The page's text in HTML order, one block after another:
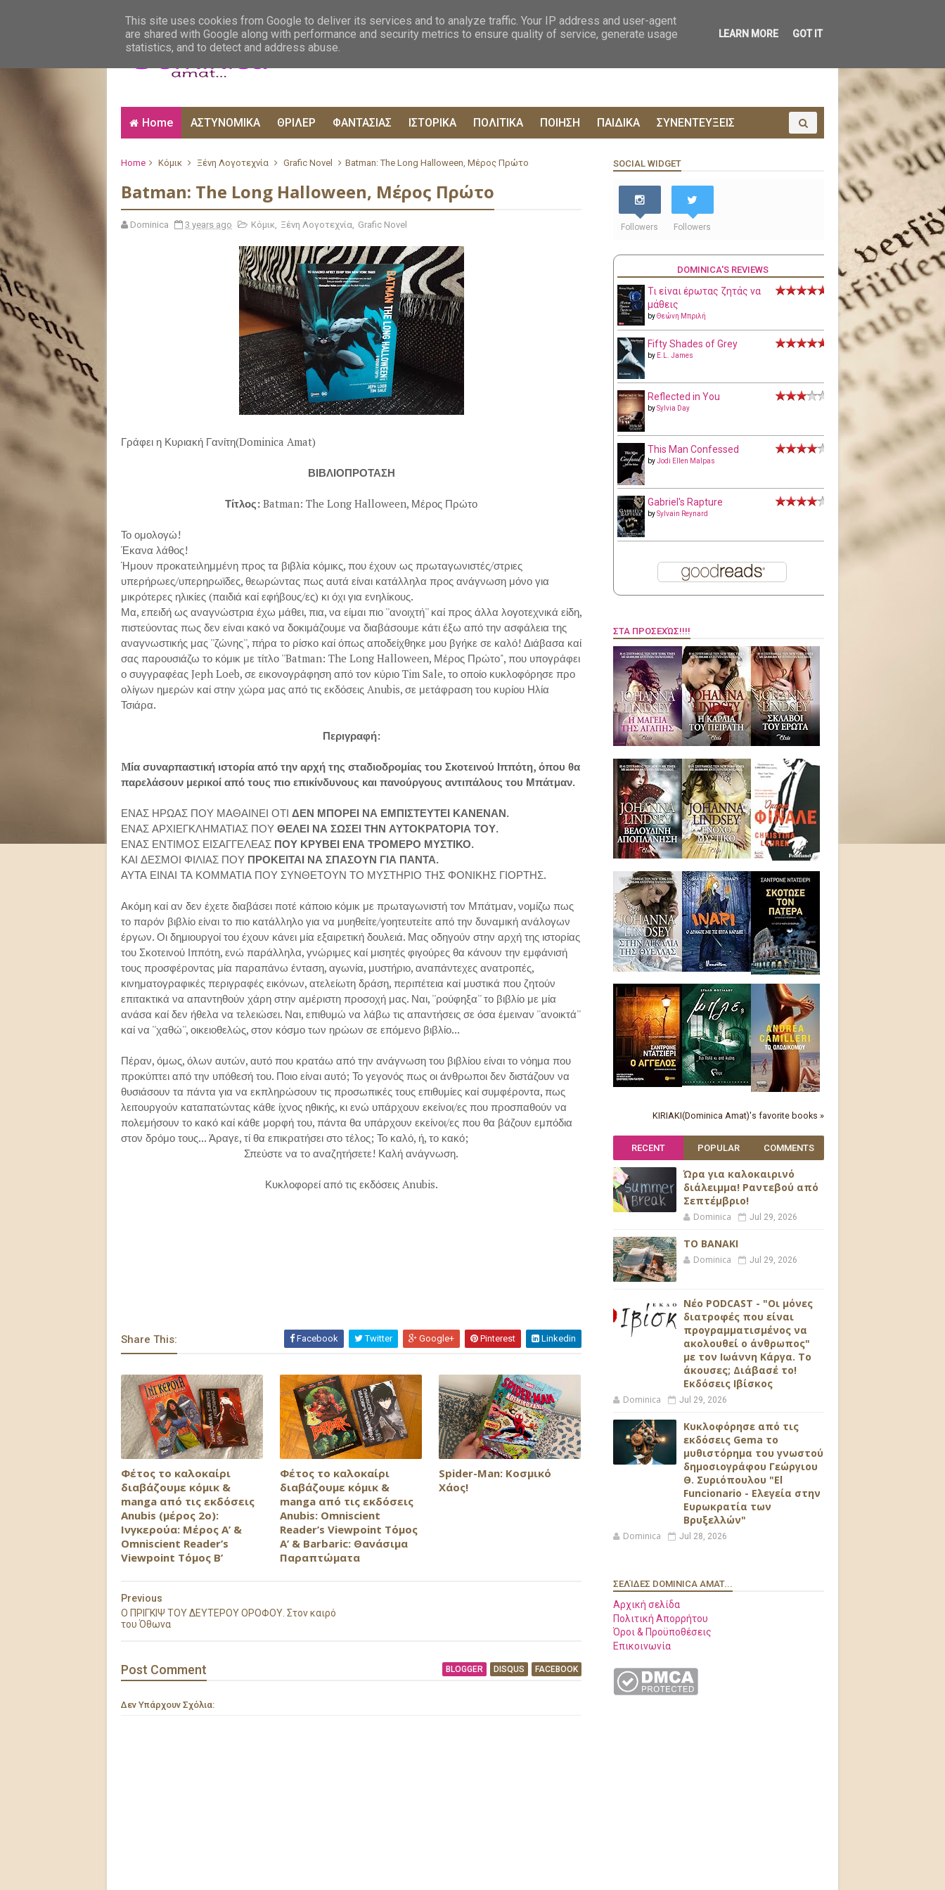
Home ΑΣΤΥΝΟΜΙΚΑ ΘΡΙΛΕΡ ΦΑΝΤΑΣΙΑΣ ΙΣΤΟΡΙΚΑ ΠΟΛΙΤΙΚΑ ΠΟΙΗΣΗ ΠΑΙΔΙΚΑ ΣΥΝΕΝΤΕΥΞΕΙΣ
Home Κόμικ Ξένη Λογοτεχνία Grafic Novel Batman: The Long Halloween, Μέρος Πρώτο
Batman: The Long Halloween, Μέρος Πρώτο
Dominica 3 years ago Κόμικ, Ξένη Λογοτεχνία, Grafic Novel
Γράφει η Κυριακή Γανίτη(Dominica Amat)
ΒΙΒΛΙΟΠΡΟΤΑΣΗ
Τίτλος: Batman: The Long Halloween, Μέρος Πρώτο
Το ομολογώ!
Έκανα λάθος!
Ήμουν προκατειλημμένη προς τα βιβλία κόμικς, που έχουν ως πρωταγωνιστές/στριες
υπερήρωες/υπερηρωϊδες, θεωρώντας πως αυτά είναι κατάλληλα προς ανάγνωση μόνο για
μικρότερες ηλικίες (παιδιά καί εφήβους/ες) κι όχι για ενηλίκους.
Μα, επειδή ως αναγνώστρια έχω μάθει, πια, να είμαι πιο ''ανοιχτή'' καί προς άλλα λογοτεχνικά είδη,
πιστεύοντας πως δεν είναι κακό να δοκιμάζουμε να διαβάσουμε κάτι έξω από την ασφάλεια της
αναγνωστικής μας ''ζώνης'', πήρα το ρίσκο καί όπως αποδείχθηκε μου βγήκε σε καλό! Διάβασα καί
σας παρουσιάζω το κόμικ με τίτλο ''Batman: The Long Halloween, Μέρος Πρώτο", που υπογράφει
ο συγγραφέας Jeph Loeb, σε εικονογράφηση από τον κύριο Tim Sale, το οποίο κυκλοφόρησε προ
ολίγων ημερών καί στην χώρα μας από τις εκδόσεις Anubis, σε μετάφραση του κυρίου Ηλία
Τσιάρα.
Περιγραφή:
Mία συναρπαστική ιστορία από την αρχή της σταδιοδρομίας του Σκοτεινού Ιππότη, όπου θα
παρελάσουν μερικοί από τους πιο επικίνδυνους και πανούργους αντιπάλους του Μπάτμαν.
ΕΝΑΣ ΗΡΩΑΣ ΠΟΥ ΜΑΘΑΙΝΕΙ ΟΤΙ ΔΕΝ ΜΠΟΡΕΙ ΝΑ ΕΜΠΙΣΤΕΥΤΕΙ ΚΑΝΕΝΑΝ.
ΕΝΑΣ ΑΡΧΙΕΓΚΛΗΜΑΤΙΑΣ ΠΟΥ ΘΕΛΕΙ ΝΑ ΣΩΣΕΙ ΤΗΝ ΑΥΤΟΚΡΑΤΟΡΙΑ ΤΟΥ.
ΕΝΑΣ ΕΝΤΙΜΟΣ ΕΙΣΑΓΓΕΛΕΑΣ ΠΟΥ ΚΡΥΒΕΙ ΕΝΑ ΤΡΟΜΕΡΟ ΜΥΣΤΙΚΟ.
ΚΑΙ ΔΕΣΜΟΙ ΦΙΛΙΑΣ ΠΟΥ ΠΡΟΚΕΙΤΑΙ ΝΑ ΣΠΑΣΟΥΝ ΓΙΑ ΠΑΝΤΑ.
ΑΥΤΑ ΕΙΝΑΙ ΤΑ ΚΟΜΜΑΤΙΑ ΠΟΥ ΣΥΝΘΕΤΟΥΝ ΤΟ ΜΥΣΤΗΡΙΟ ΤΗΣ ΦΟΝΙΚΗΣ ΓΙΟΡΤΗΣ.
Ακόμη καί αν δεν έχετε διαβάσει ποτέ κάποιο κόμικ με πρωταγωνιστή τον Μπάτμαν, νομίζω πως
το παρόν βιβλίο είναι το πιο κατάλληλο για να μυηθείτε/γοητευτείτε από την δυναμική ανάλογων
έργων. Οι δημιουργοί του έχουν κάνει μία εξαιρετική δουλειά. Μας οδηγούν στην αρχή της ιστορίας
του Σκοτεινού Ιππότη, ενώ παράλληλα, γνώριμες καί μισητές φιγούρες θα κάνουν την εμφάνισή
τους προσφέροντας μία παραπάνω ένταση, αγωνία, μυστήριο, αναπάντεχες ανατροπές,
κινηματογραφικές περιγραφές εικόνων, ατελείωτη δράση, περιπέτεια καί μυστικά που ζητούν
επιτακτικά να απαντηθούν χάρη στην αμέριστη προσοχή μας. Ναι, ''ρούφηξα'' το βιβλίο με μία
ανάσα καί δεν ήθελα να τελειώσει. Ναι, επιθυμώ να λάβω τις απαντήσεις σε όσα έμειναν ''ανοικτά''
καί να ''χαθώ'', οικειοθελώς, στον κόσμο των ηρώων σε επόμενο βιβλίο...
Πέραν, όμως, όλων αυτών, αυτό που κρατάω από την ανάγνωση του βιβλίου είναι το νόημα που
προκύπτει από την υπόθεσή του. Ποιο είναι αυτό; Το γεγονός πως οι άνθρωποι δεν διστάζουν να
θυσιάσουν τα πάντα για να εκπληρώσουν τις προσωπικές τους επιθυμίες καί συμφέροντα, πως
λειτουργούν καταπατώντας κάθε ίχνος ηθικής, κι ενώ υπάρχουν εκείνοι/ες που προσπαθούν να
πολεμήσουν το κακό καί κάθε μορφή του, πάντα θα υπάρχουν εκείνοι/ες που θα βάζουν εμπόδια
στον δρόμο τους... Άραγε, τί θα επικρατήσει στο τέλος; Το καλό, ή, το κακό;
Σπεύστε να το αναζητήσετε! Καλή ανάγνωση.
Κυκλοφορεί από τις εκδόσεις Anubis.
Share This: Facebook Twitter Google+ Pinterest Linkedin
Φέτος το καλοκαίρι
διαβάζουμε κόμικ &
manga από τις εκδόσεις
Anubis (μέρος 2ο):
Ινγκερούα: Μέρος Α’ &
Omniscient Reader’s
Viewpoint Τόμος Β’
Φέτος το καλοκαίρι
διαβάζουμε κόμικ &
manga από τις εκδόσεις
Anubis: Omniscient
Reader’s Viewpoint Τόμος
Α’ & Barbaric: Θανάσιμα
Παραπτώματα
Spider-Man: Κοσμικό
Χάος!
Previous
Ο ΠΡΙΓΚΙΨ ΤΟΥ ΔΕΥΤΕΡΟΥ ΟΡΟΦΟΥ. Στον καιρό
του Όθωνα
Post Comment BLOGGER DISQUS FACEBOOK
Δεν Υπάρχουν Σχόλια:
SOCIAL WIDGET
Followers Followers
DOMINICA'S REVIEWS
Τι είναι έρωτας ζητάς να
μάθεις
byΘεώνη Μπριλή
Fifty Shades of Grey
by E.L. James
Reflected in You
bySylvia Day
This Man Confessed
byJodi Ellen Malpas
Gabriel's Rapture
bySylvain Reynard
ΣΤΑ ΠΡΟΣΕΧΏΣ!!!!
KIRIAKI(Dominica Amat)'s favorite books »
RECENT POPULAR COMMENTS
Ώρα για καλοκαιρινό
διάλειμμα! Ραντεβού από
Σεπτέμβριο!
Dominica Jul 29, 2026
ΤΟ ΒΑΝΑΚΙ
Dominica Jul 29, 2026
Νέο PODCAST - "Οι μόνες
διατροφές που είναι
προγραμματισμένος να
ακολουθεί ο άνθρωπος"
με τον Ιωάννη Κάργα. Το
άκουσες; Διάβασέ το!
Εκδόσεις Ιβίσκος
Dominica Jul 29, 2026
Κυκλοφόρησε από τις
εκδόσεις Gema το
μυθιστόρημα του γνωστού
δημοσιογράφου Γεώργιου
Θ. Συριόπουλου "El
Funcionario - Ελεγεία στην
Ευρωκρατία των
Βρυξελλών"
Dominica Jul 28, 2026
ΣΕΛΊΔΕΣ DOMINICA AMAT...
Αρχική σελίδα
Πολιτική Απορρήτου
Όροι & Προϋποθέσεις
Επικοινωνία
This site uses cookies from Google to deliver its services and to analyze traffic. Your IP address and user-agent
are shared with Google along with performance and security metrics to ensure quality of service, generate usage
statistics, and to detect and address abuse.
LEARN MORE GOT IT